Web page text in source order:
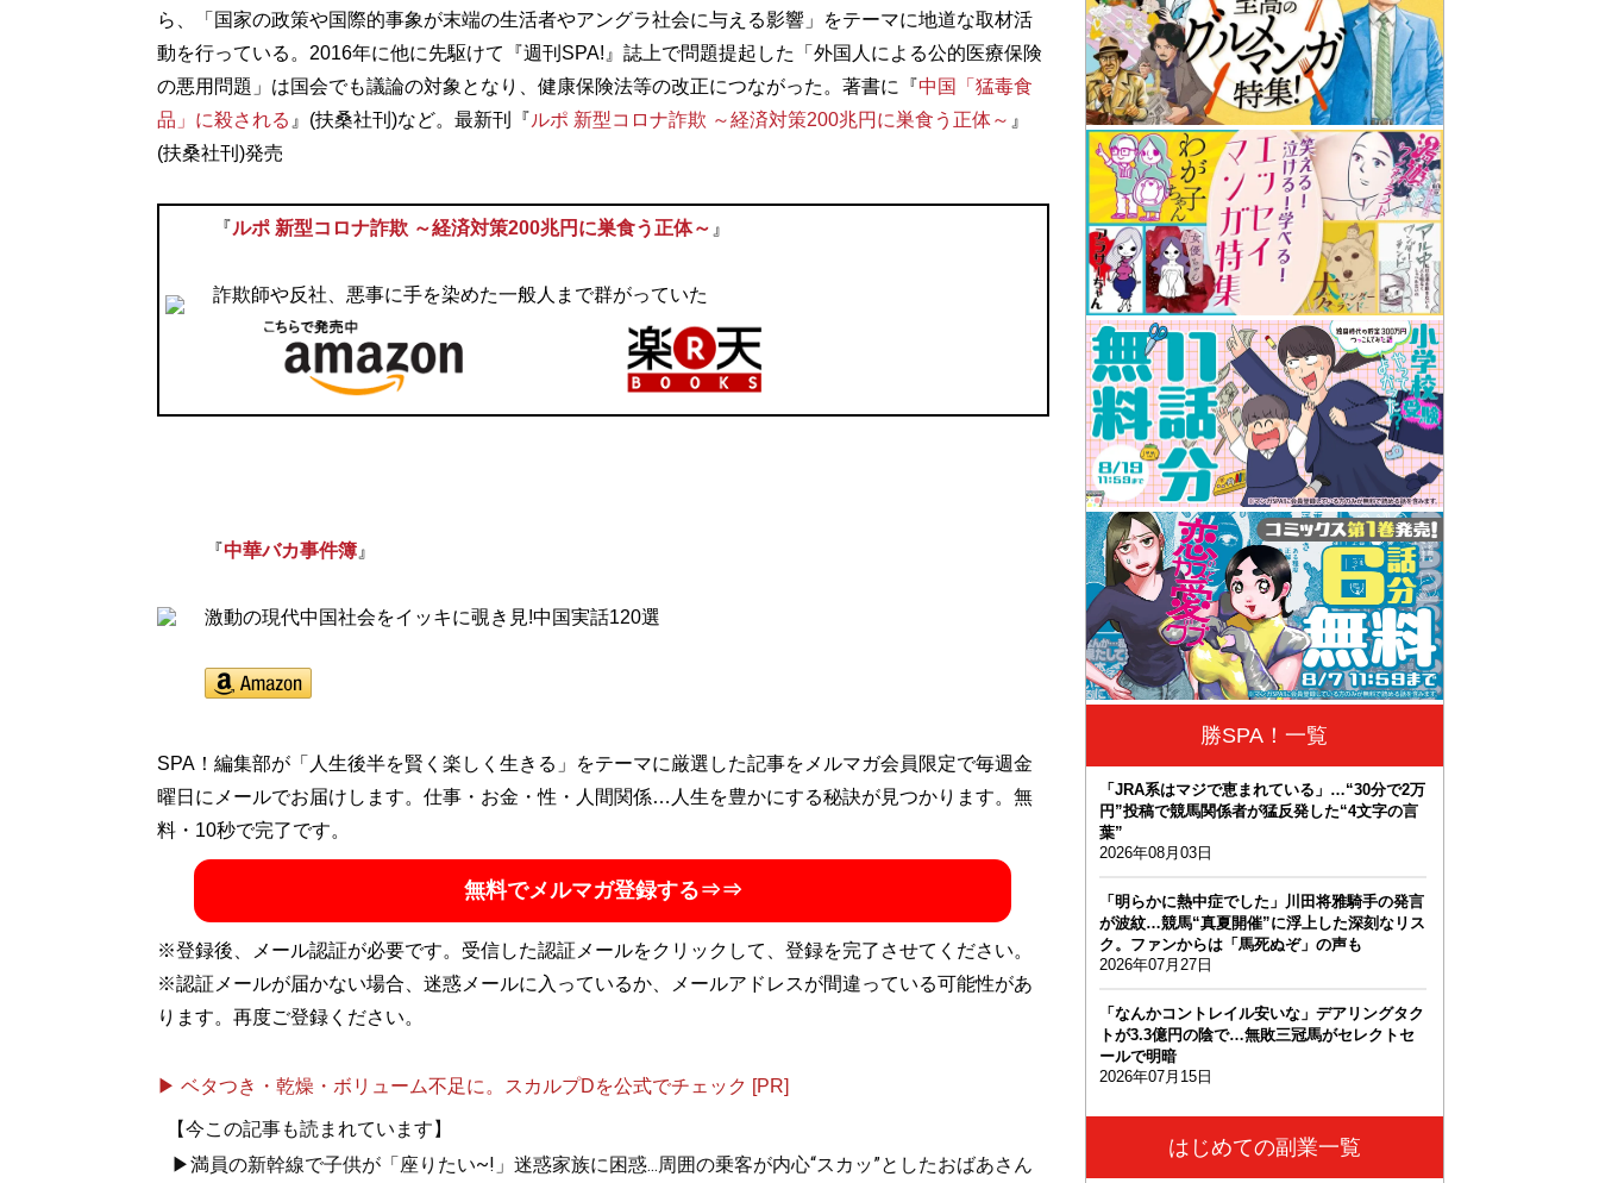
ら、「国家の政策や国際的事象が末端の生活者やアングラ社会に与える影響」をテーマに地道な取材活
動を行っている。2016年に他に先駆けて『週刊SPA!』誌上で問題提起した「外国人による公的医療保険
の悪用問題」は国会でも議論の対象となり、健康保険法等の改正につながった。著書に『中国「猛毒食
品」に殺される 』(扶桑社刊)など。最新刊『ルポ 新型コロナ詐欺 ～経済対策200兆円に巣食う正体～ 』
(扶桑社刊)発売
『ルポ 新型コロナ詐欺 ～経済対策200兆円に巣食う正体～ 』
詐欺師や反社、悪事に手を染めた一般人まで群がっていた
『中華バカ事件簿』
激動の現代中国社会をイッキに覗き見!中国実話120選
SPA！編集部が「人生後半を賢く楽しく生きる」をテーマに厳選した記事をメルマガ会員限定で毎週金
曜日にメールでお届けします。仕事・お金・性・人間関係…人生を豊かにする秘訣が見つかります。無
料・10秒で完了です。
無料でメルマガ登録する⇒⇒
※登録後、メール認証が必要です。受信した認証メールをクリックして、登録を完了させてください。
※認証メールが届かない場合、迷惑メールに入っているか、メールアドレスが間違っている可能性があ
ります。再度ご登録ください。
▶ ベタつき・乾燥・ボリューム不足に。スカルプDを公式でチェック [PR]
【今この記事も読まれています】
▶満員の新幹線で子供が「座りたい~!」迷惑家族に困惑...周囲の乗客が内心“スカッ”としたおばあさん
勝SPA！一覧
「JRA系はマジで恵まれている」…“30分で2万
円”投稿で競馬関係者が猛反発した“4文字の言
葉”
2026年08月03日
「明らかに熱中症でした」川田将雅騎手の発言
が波紋…競馬“真夏開催”に浮上した深刻なリス
ク。ファンからは「馬死ぬぞ」の声も
2026年07月27日
「なんかコントレイル安いな」デアリングタク
トが3.3億円の陰で…無敗三冠馬がセレクトセ
ールで明暗
2026年07月15日
はじめての副業一覧